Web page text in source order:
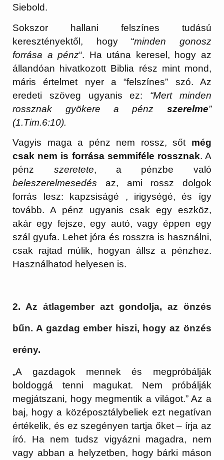
Siebold.
Sokszor hallani felszínes tudású
keresztényektől, hogy “minden gonosz
forrása a pénz“. Ha utána keresel, hogy az
állandóan hivatkozott Biblia rész mint mond,
máris értelmet nyer a “felszínes” szó. Az
eredeti szöveg ugyanis ez: “Mert minden
rossznak gyökere a pénz szerelme”
(1.Tim.6:10).
Vagyis maga a pénz nem rossz, sőt még
csak nem is forrása semmiféle rossznak. A
pénz szeretete, a pénzbe való
beleszerelmesedés az, ami rossz dolgok
forrás lesz: kapzsiságé , irigységé, és így
tovább. A pénz ugyanis csak egy eszköz,
akár egy fejsze, egy autó, vagy éppen egy
szál gyufa. Lehet jóra és rosszra is használni,
csak rajtad múlik, hogyan állsz a pénzhez.
Használhatod helyesen is.
2. Az átlagember azt gondolja, az önzés
bűn. A gazdag ember hiszi, hogy az önzés
erény.
„A gazdagok mennek és megpróbálják
boldoggá tenni magukat. Nem próbálják
megjátszani, hogy megmentik a világot.” Az a
baj, hogy a középosztálybeliek ezt negatívan
értékelik, és ez szegényen tartja őket – írja az
író. Ha nem tudsz vigyázni magadra, nem
vagy abban a helyzetben, hogy bárki máson